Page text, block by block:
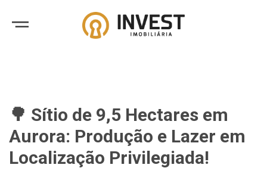
🌳 Sítio de 9,5 Hectares em
Aurora: Produção e Lazer em
Localização Privilegiada!